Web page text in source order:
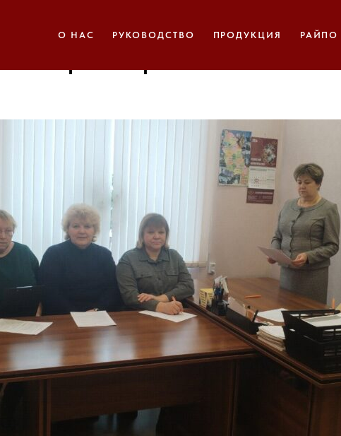
О НАС РУКОВОДСТВО ПРОДУКЦИЯ РАЙПО
собрание
Печорском райпо